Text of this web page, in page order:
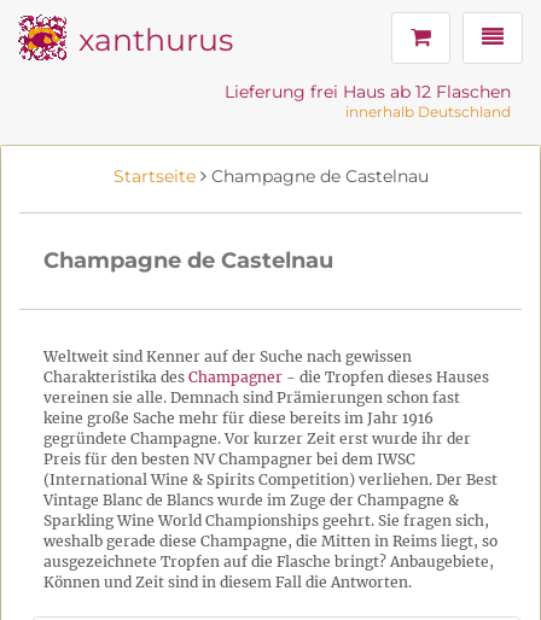
xanthurus
Lieferung frei Haus ab 12 Flaschen
innerhalb Deutschland
Startseite Champagne de Castelnau
Champagne de Castelnau
Weltweit sind Kenner auf der Suche nach gewissen
Charakteristika des Champagner - die Tropfen dieses Hauses
vereinen sie alle. Demnach sind Prämierungen schon fast
keine große Sache mehr für diese bereits im Jahr 1916
gegründete Champagne. Vor kurzer Zeit erst wurde ihr der
Preis für den besten NV Champagner bei dem IWSC
(International Wine & Spirits Competition) verliehen. Der Best
Vintage Blanc de Blancs wurde im Zuge der Champagne &
Sparkling Wine World Championships geehrt. Sie fragen sich,
weshalb gerade diese Champagne, die Mitten in Reims liegt, so
ausgezeichnete Tropfen auf die Flasche bringt? Anbaugebiete,
Können und Zeit sind in diesem Fall die Antworten.